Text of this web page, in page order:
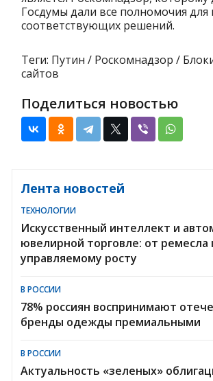
Госдумы дали все полномочия для
соответствующих решений.
Теги: Путин / Роскомнадзор /
сайтов
Поделиться новостью
Лента новостей
ТЕХНОЛОГИИ
Искусственный интеллект и
ювелирной торговле: от ремесла
управляемому росту
В РОССИИ
78% россиян воспринимают
бренды одежды премиальными
В РОССИИ
Актуальность «зеленых»